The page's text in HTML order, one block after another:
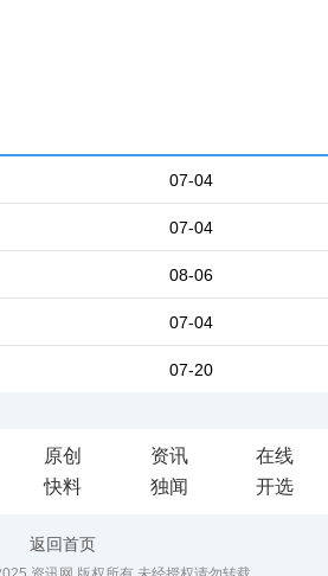
07-04
07-04
08-06
07-04
07-20
原创 资讯
在线
快料 独闻 开选
返回首页